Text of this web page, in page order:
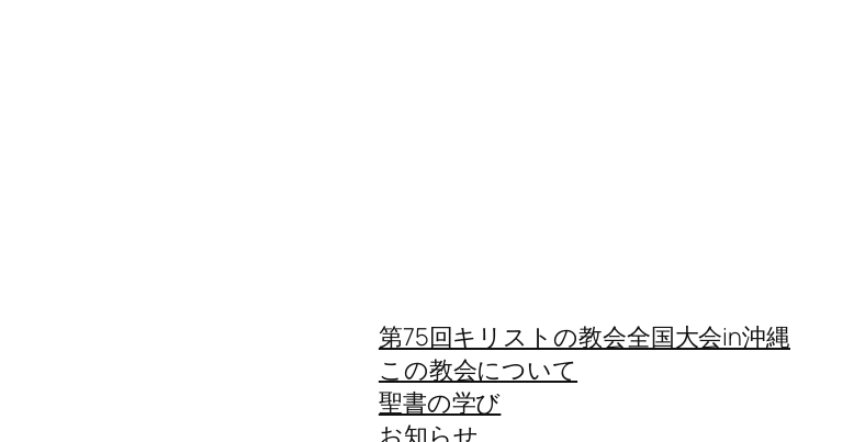
第75回キリストの教会全国大会in沖縄
この教会について
聖書の学び